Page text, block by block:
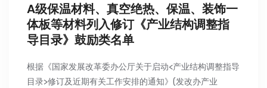
A级保温材料、真空绝热、保温、装饰一
体板等材料列入修订《产业结构调整指
导目录》鼓励类名单
根据《国家发展改革委办公厅关于启动<产业结构调整指导
目录>修订及近期有关工作安排的通知》(发改办产业